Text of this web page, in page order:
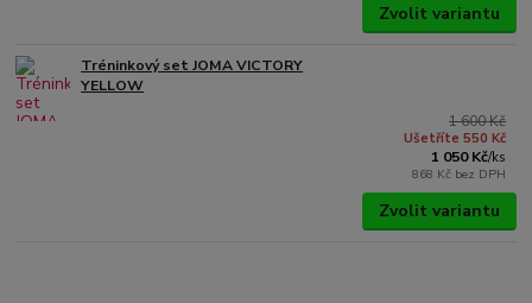
Zvolit variantu
Tréninkový set JOMA VICTORY
YELLOW
1 600 Kč
Ušetříte 550 Kč
1 050 Kč/ks
868 Kč bez DPH
Zvolit variantu